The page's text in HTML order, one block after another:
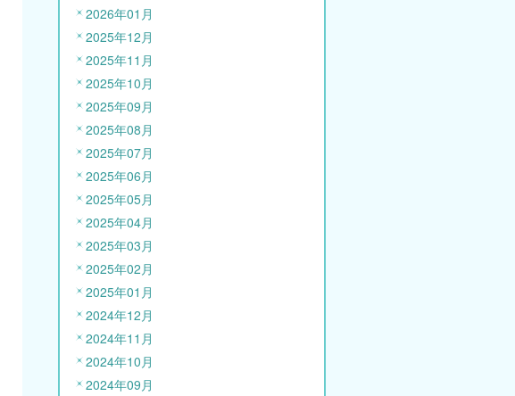
2026年01月
2025年12月
2025年11月
2025年10月
2025年09月
2025年08月
2025年07月
2025年06月
2025年05月
2025年04月
2025年03月
2025年02月
2025年01月
2024年12月
2024年11月
2024年10月
2024年09月